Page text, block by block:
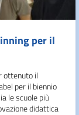
per il
ottenuto il
per il biennio
le scuole più
didattica